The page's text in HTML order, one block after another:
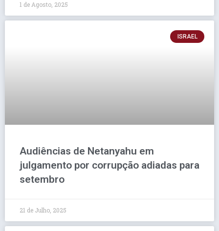
1 de Agosto, 2025
ISRAEL
Audiências de Netanyahu em
julgamento por corrupção adiadas para
setembro
21 de Julho, 2025